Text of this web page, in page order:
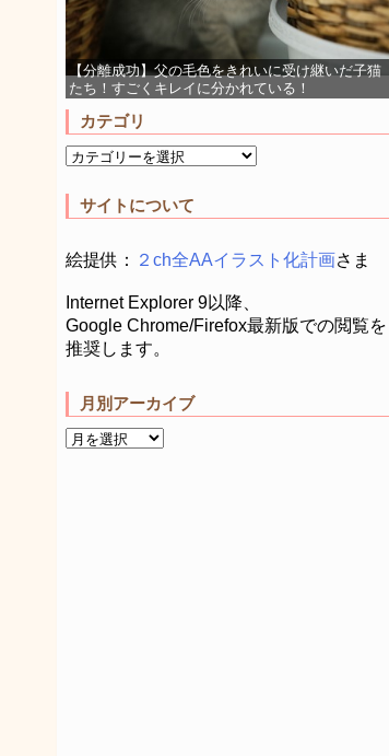
【分離成功】父の毛色をきれいに受け継いだ子猫
たち！すごくキレイに分かれている！
カテゴリ
サイトについて
絵提供： ２ch全AAイラスト化計画さま
Internet Explorer 9以降、
Google Chrome/Firefox最新版での閲覧を
推奨します。
月別アーカイブ